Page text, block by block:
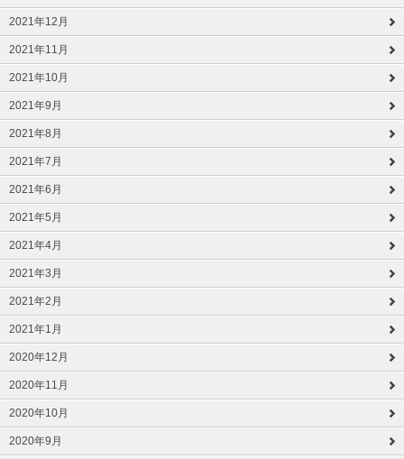
2021年12月
2021年11月
2021年10月
2021年9月
2021年8月
2021年7月
2021年6月
2021年5月
2021年4月
2021年3月
2021年2月
2021年1月
2020年12月
2020年11月
2020年10月
2020年9月